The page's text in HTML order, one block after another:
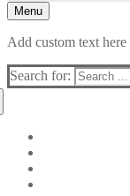
Menu
Add custom text
Search for: